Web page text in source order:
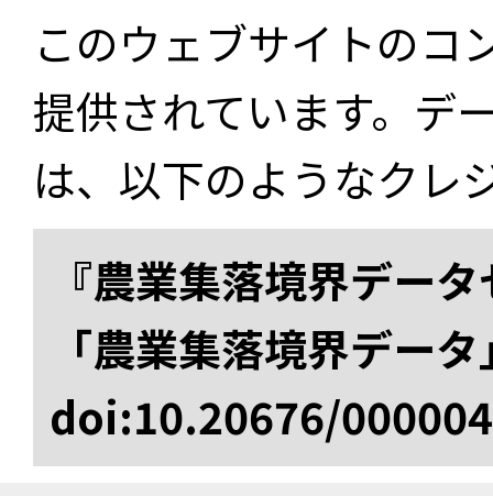
このウェブサイトのコ
提供されています。デ
は、以下のようなクレ
『農業集落境界デー
「農業集落境界デー
doi:10.20676/